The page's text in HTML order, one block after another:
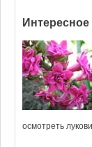
Интересное
осмотреть